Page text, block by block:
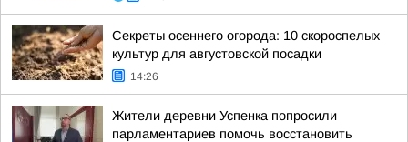
Секреты осеннего огорода: 10 скороспелых
культур для августовской посадки
14:26
Жители деревни Успенка попросили
парламентариев помочь восстановить